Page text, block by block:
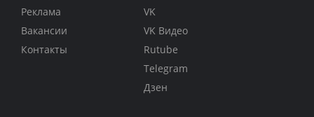
Реклама
Вакансии
Контакты
VK
VK Видео
Rutube
Telegram
Дзен